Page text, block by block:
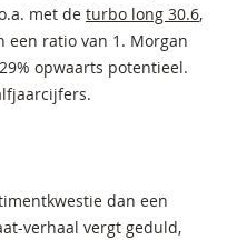
met de turbo long 30.6,
een ratio van 1. Morgan
opwaarts potentieel.
dan een
verhaal vergt geduld,